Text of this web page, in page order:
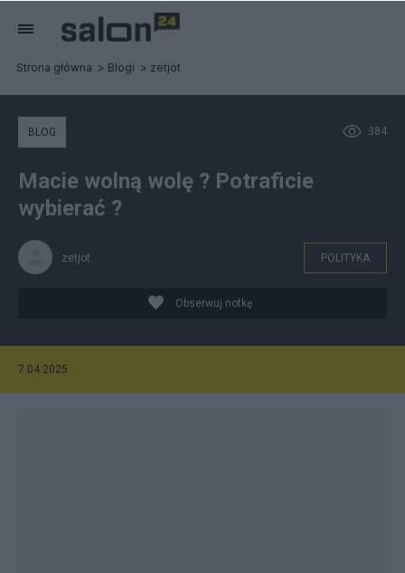
Strona główna Blogi zetjot
384
BLOG
Macie wolną wolę ? Potraficie
wybierać ?
zetjot POLITYKA
Obserwuj notkę
7.04.2025